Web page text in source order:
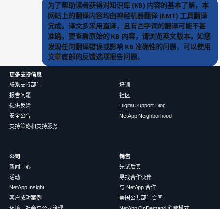
为了帮助读者获得对知识库 (KB) 内容的基本了解，本
网站上的翻译内容均由神经机器翻译 (NMT) 工具翻译
完成。译文多采用直译，且有些字词的翻译可能不甚
准确。要查看原始的 KB 内容，请浏览英文版本。如您
发现任何翻译错误或影响 KB 准确性的问题，可以使用
文章底部的反馈选项报告问题。
更多支持信息
联系支持部门
报告问题
提供反馈
安全公告
支持策略和支持服务
培训
社区
Digital Support Blog
NetApp Neighborhood
公司
新闻中心
活动
NetApp Insight
客户成功案例
销售
先试后买
寻找合作伙伴
与 NetApp 合作
美国公共部门合同